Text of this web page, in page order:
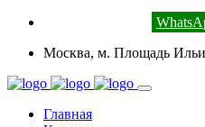
Москва, м. Площадь
Главная